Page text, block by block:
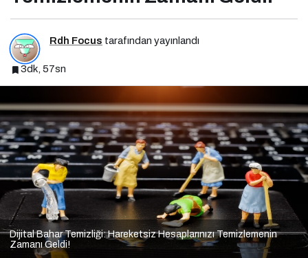
Rdh Focus tarafından yayınlandı
3dk, 57sn
Dijital Bahar Temizliği: Hareketsiz Hesaplarınızı Temizlemenin
Zamanı Geldi!